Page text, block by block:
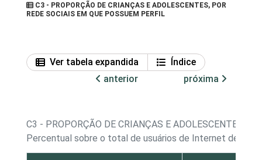
C3 - PROPORÇÃO DE CRIANÇAS E ADOLESCENTES, POR
REDE SOCIAIS EM QUE POSSUEM PERFIL
Ver tabela expandida
Índice
anterior
próxima
C3 - PROPORÇÃO DE CRIANÇAS E ADOLESCENTES,
Percentual sobre o total de usuários de Internet de 9 a